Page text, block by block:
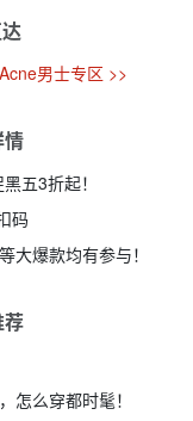
男士专区 >>
情
五3折起！
码
大爆款均有参与！
荐
怎么穿都时髦！